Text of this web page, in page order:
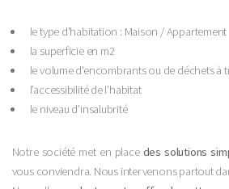
le type d'habitation : Maison / Appartement
la superficie en m2
le volume d'encombrants ou de déchets à
l’accessibilité de l'habitat
le niveau d'insalubrité
Notre société met en place des solutions
vous conviendra. Nous intervenons partout